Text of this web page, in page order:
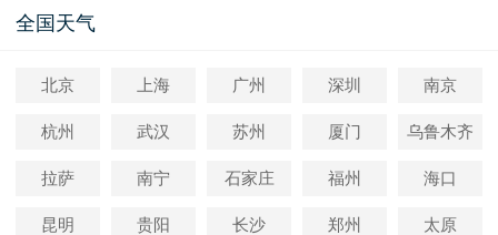
全国天气
北京 上海 广州 深圳 南京
杭州 武汉 苏州 厦门 乌鲁木齐
拉萨 南宁 石家庄 福州 海口
昆明 贵阳 长沙 郑州 太原